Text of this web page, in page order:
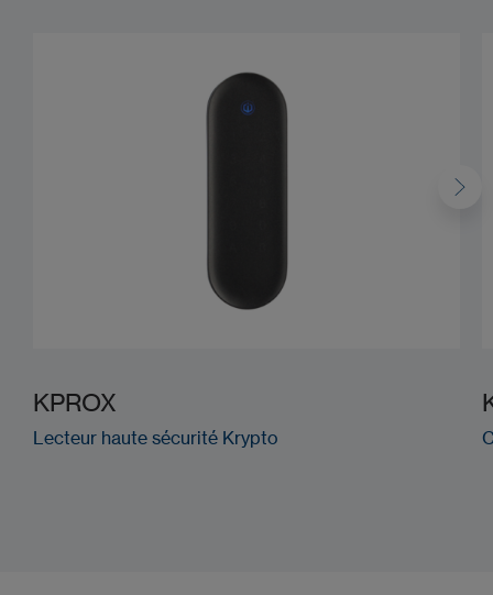
KPROX
Lecteur haute sécurité Krypto